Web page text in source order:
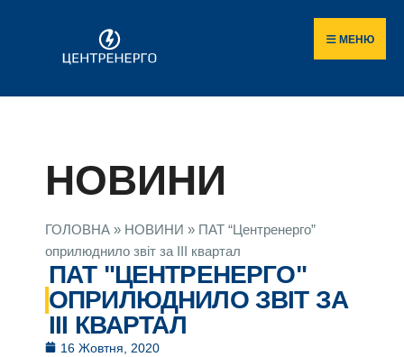
МЕНЮ
НОВИНИ
ГОЛОВНА » НОВИНИ » ПАТ “Центренерго”
оприлюднило звіт за ІІІ квартал
ПАТ "ЦЕНТРЕНЕРГО"
ОПРИЛЮДНИЛО ЗВІТ ЗА
ІІІ КВАРТАЛ
16 Жовтня, 2020